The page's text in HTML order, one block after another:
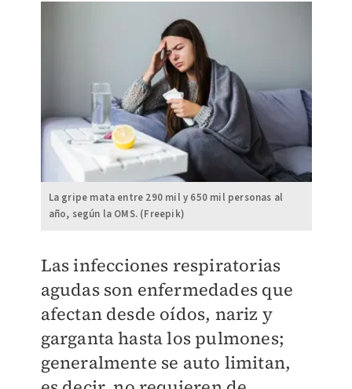
La gripe mata entre 290 mil y 650 mil personas al
año, según la OMS. (Freepik)
Las infecciones respiratorias
agudas son enfermedades que
afectan desde oídos, nariz y
garganta hasta los pulmones;
generalmente se auto limitan,